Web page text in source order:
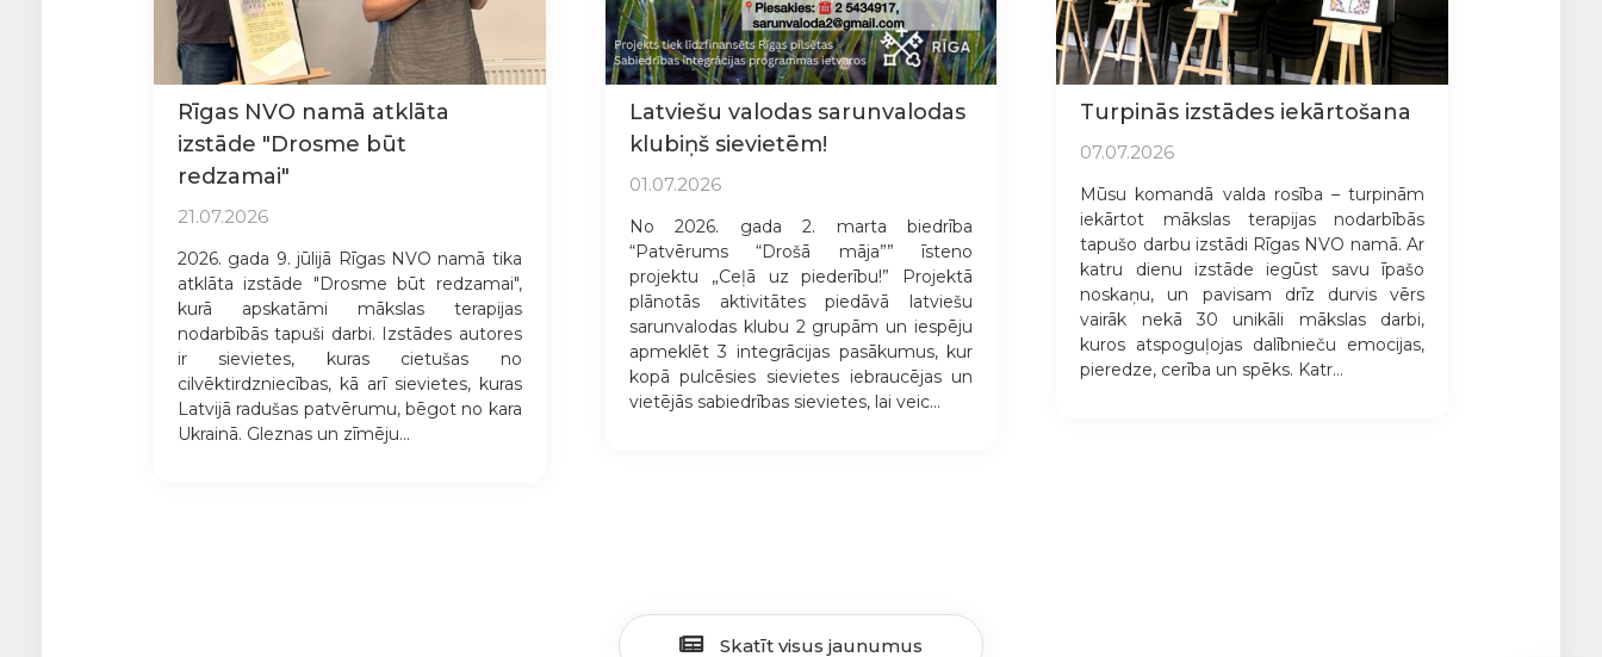
Rīgas NVO namā atklāta
izstāde "Drosme būt
redzamai"
21.07.2026
2026. gada 9. jūlijā Rīgas NVO namā tika
atklāta izstāde "Drosme būt redzamai",
kurā apskatāmi mākslas terapijas
nodarbībās tapuši darbi. Izstādes autores
ir sievietes, kuras cietušas no
cilvēktirdzniecības, kā arī sievietes, kuras
Latvijā radušas patvērumu, bēgot no kara
Ukrainā. Gleznas un zīmēju...
Latviešu valodas sarunvalodas
klubiņš sievietēm!
01.07.2026
No 2026. gada 2. marta biedrība
“Patvērums “Drošā māja”” īsteno
projektu „Ceļā uz piederību!” Projektā
plānotās aktivitātes piedāvā latviešu
sarunvalodas klubu 2 grupām un iespēju
apmeklēt 3 integrācijas pasākumus, kur
kopā pulcēsies sievietes iebraucējas un
vietējās sabiedrības sievietes, lai veic...
Turpinās izstādes iekārtošana
07.07.2026
Mūsu komandā valda rosība – turpinām
iekārtot mākslas terapijas nodarbībās
tapušo darbu izstādi Rīgas NVO namā. Ar
katru dienu izstāde iegūst savu īpašo
noskaņu, un pavisam drīz durvis vērs
vairāk nekā 30 unikāli mākslas darbi,
kuros atspoguļojas dalībnieču emocijas,
pieredze, cerība un spēks. Katr...
Skatīt visus jaunumus